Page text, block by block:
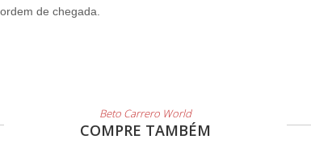
de chegada.
Beto Carrero World
COMPRE TAMBÉM